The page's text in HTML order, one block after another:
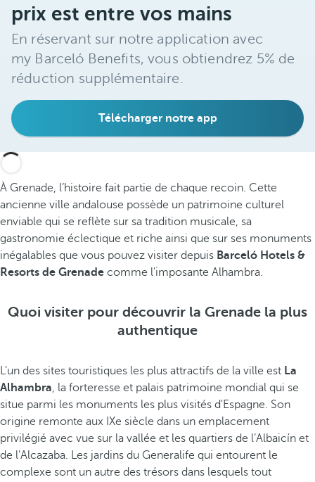
prix est entre vos mains
En réservant sur notre application avec
my Barceló Benefits, vous obtiendrez 5% de
réduction supplémentaire.
Télécharger notre app
À Grenade, l’histoire fait partie de chaque recoin. Cette
ancienne ville andalouse possède un patrimoine culturel
enviable qui se reflète sur sa tradition musicale, sa
gastronomie éclectique et riche ainsi que sur ses monuments
inégalables que vous pouvez visiter depuis Barceló Hotels &
Resorts de Grenade comme l'imposante Alhambra.
Quoi visiter pour découvrir la Grenade la plus
authentique
L'un des sites touristiques les plus attractifs de la ville est La
Alhambra, la forteresse et palais patrimoine mondial qui se
situe parmi les monuments les plus visités d'Espagne. Son
origine remonte aux IXe siècle dans un emplacement
privilégié avec vue sur la vallée et les quartiers de l’Albaicín et
de l’Alcazaba. Les jardins du Generalife qui entourent le
complexe sont un autre des trésors dans lesquels tout